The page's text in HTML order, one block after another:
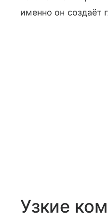
именно он создаёт
Узкие